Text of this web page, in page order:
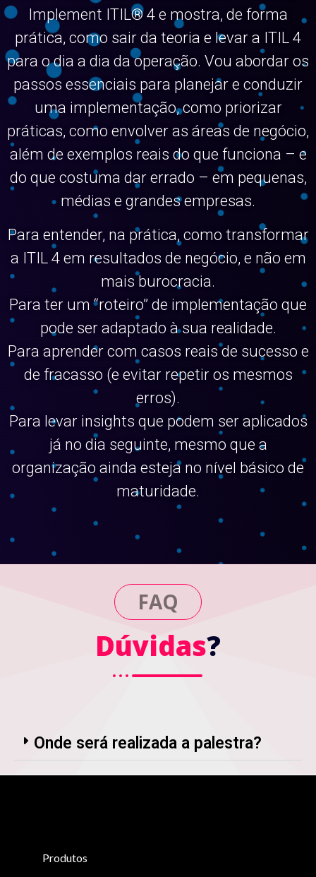
Implement ITIL® 4 e mostra, de forma
prática, como sair da teoria e levar a ITIL 4
para o dia a dia da operação. Vou abordar os
passos essenciais para planejar e conduzir
uma implementação, como priorizar
práticas, como envolver as áreas de negócio,
além de exemplos reais do que funciona – e
do que costuma dar errado – em pequenas,
médias e grandes empresas.
Para entender, na prática, como transformar
a ITIL 4 em resultados de negócio, e não em
mais burocracia.
Para ter um “roteiro” de implementação que
pode ser adaptado à sua realidade.
Para aprender com casos reais de sucesso e
de fracasso (e evitar repetir os mesmos
erros).
Para levar insights que podem ser aplicados
já no dia seguinte, mesmo que a
organização ainda esteja no nível básico de
maturidade.
FAQ
Dúvidas?
Onde será realizada a palestra?
Produtos